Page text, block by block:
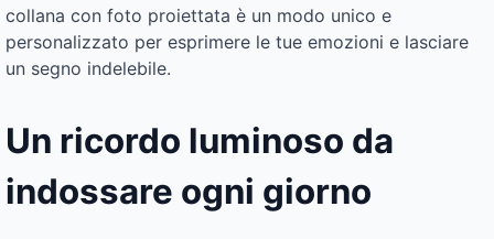
collana con foto proiettata è un modo unico e
personalizzato per esprimere le tue emozioni e lasciare
un segno indelebile.
Un ricordo luminoso da
indossare ogni giorno